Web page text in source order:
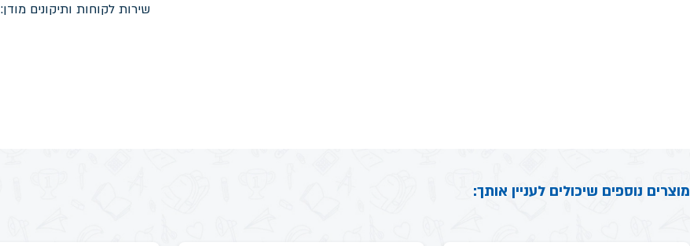
שירות לקוחות ותיקונים מודן:
מוצרים נוספים שיכולים לעניין אותך: